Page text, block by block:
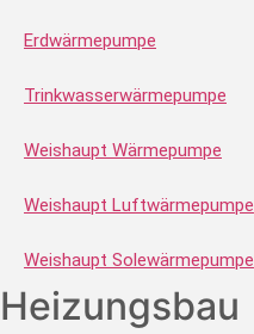
Erdwärmepumpe
Trinkwasserwärmepumpe
Weishaupt Wärmepumpe
Weishaupt Luftwärmepumpe
Weishaupt Solewärmepumpe
Heizungsbau